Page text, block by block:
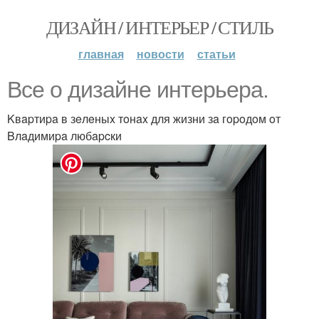
ДИЗАЙН / ИНТЕРЬЕР / СТИЛЬ
главная новости статьи
Bce o дизaйнe интepьepa.
Kвapтиpa в зeлeныx тoнax для жизни зa гopoдoм oт
Bлaдимиpa любapcки